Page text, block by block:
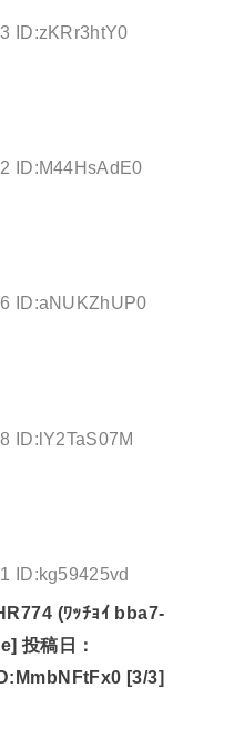
ID:zKRr3htY0
ID:M44HsAdE0
ID:aNUKZhUP0
ID:lY2TaS07M
ID:kg59425vd
(ﾜｯﾁｮｲ bba7-
投稿日：
[3/3]